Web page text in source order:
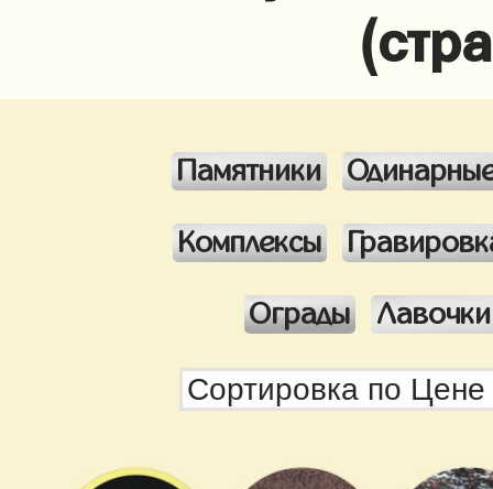
Памятники
Комплексы
Ограды